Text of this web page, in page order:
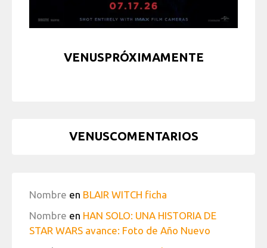
VENUSPRÓXIMAMENTE
VENUSCOMENTARIOS
Nombre en BLAIR WITCH ficha
Nombre en HAN SOLO: UNA HISTORIA DE
STAR WARS avance: Foto de Año Nuevo